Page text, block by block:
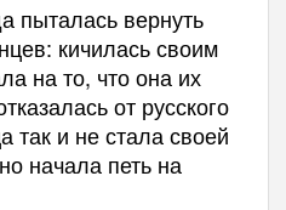
пыталась вернуть
кичилась своим
на то, что она их
от русского
так и не стала своей
начала петь на